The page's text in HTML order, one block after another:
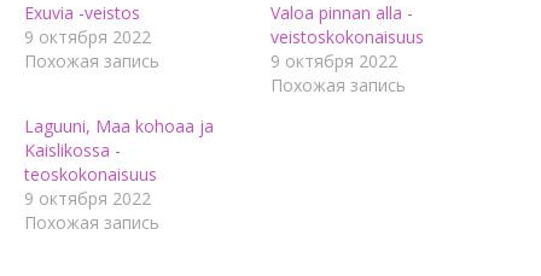
Exuvia -veistos
9 октября 2022
Похожая запись
Valoa pinnan alla -
veistoskokonaisuus
9 октября 2022
Похожая запись
Laguuni, Maa kohoaa ja
Kaislikossa -
teoskokonaisuus
9 октября 2022
Похожая запись